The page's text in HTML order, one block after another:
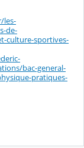
les-
de-
culture-sportives-
bac-general-
pratiques-